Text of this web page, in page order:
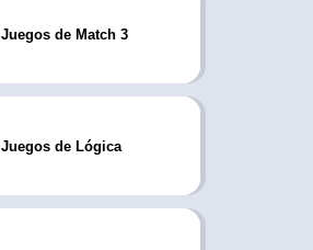
Juegos de Match 3
Juegos de Lógica